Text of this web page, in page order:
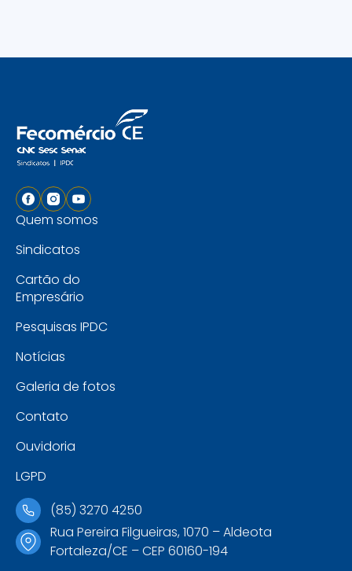
Quem somos
Sindicatos
Cartão do
Empresário
Pesquisas IPDC
Notícias
Galeria de fotos
Contato
Ouvidoria
LGPD
(85) 3270 4250
Rua Pereira Filgueiras, 1070 – Aldeota
Fortaleza/CE – CEP 60160-194